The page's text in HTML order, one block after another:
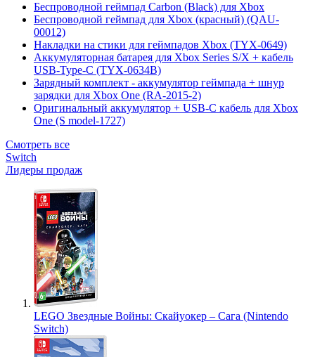
Беспроводной геймпад Carbon (Black) для Xbox
Беспроводной геймпад для Xbox (красный) (QAU-
00012)
Накладки на стики для геймпадов Xbox (TYX-0649)
Аккумуляторная батарея для Xbox Series S/X + кабель
USB-Type-C (TYX-0634B)
Зарядный комплект - аккумулятор геймпада + шнур
зарядки для Xbox One (RA-2015-2)
Оригинальный аккумулятор + USB-C кабель для Xbox
One (S model-1727)
Смотреть все
Switch
Лидеры продаж
LEGO Звездные Войны: Скайуокер – Сага (Nintendo
Switch)